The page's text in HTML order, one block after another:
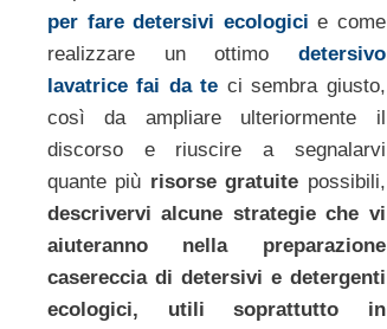
per fare detersivi ecologici e come
realizzare un ottimo detersivo
lavatrice fai da te ci sembra giusto,
così da ampliare ulteriormente il
discorso e riuscire a segnalarvi
quante più risorse gratuite possibili,
descrivervi alcune strategie che vi
aiuteranno nella preparazione
casereccia di detersivi e detergenti
ecologici, utili soprattutto in